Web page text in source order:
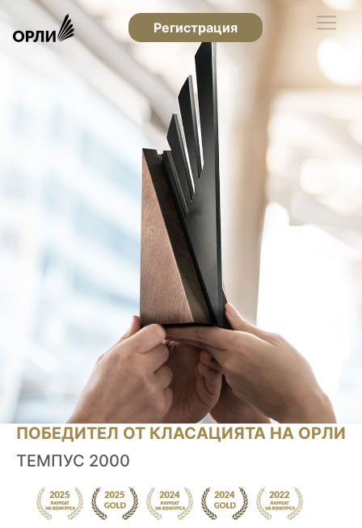
Регистрация
ПОБЕДИТЕЛ ОТ КЛАСАЦИЯТА НА ОРЛИ
ТЕМПУС 2000